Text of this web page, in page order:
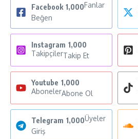
Facebook 1,000Fanlar
Beğen
Instagram 1,000
TakipçilerTakip Et
Youtube 1,000
AbonelerAbone Ol
Telegram 1,000Üyeler
Giriş